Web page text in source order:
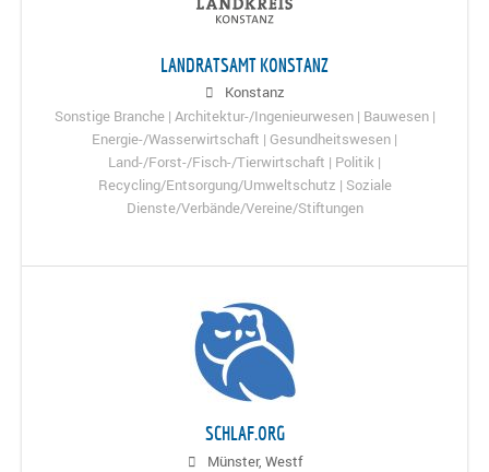
LANDRATSAMT KONSTANZ
Konstanz
Sonstige Branche | Architektur-/Ingenieurwesen | Bauwesen |
Energie-/Wasserwirtschaft | Gesundheitswesen |
Land-/Forst-/Fisch-/Tierwirtschaft | Politik |
Recycling/Entsorgung/Umweltschutz | Soziale
Dienste/Verbände/Vereine/Stiftungen
SCHLAF.ORG
Münster, Westf